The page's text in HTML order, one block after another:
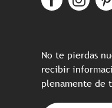
No te pierdas
recibir
plenamente de